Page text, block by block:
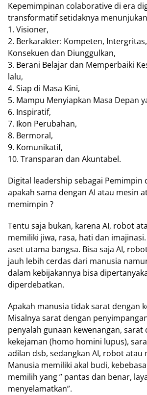
Kepemimpinan colaborative di era
transformatif setidaknya
1. Visioner,
2. Berkarakter: Kompeten,
Konsekuen dan Diunggulkan,
3. Berani Belajar dan Memperbaiki
lalu,
4. Siap di Masa Kini,
5. Mampu Menyiapkan Masa Depan
6. Inspiratif,
7. Ikon Perubahan,
8. Bermoral,
9. Komunikatif,
10. Transparan dan Akuntabel.
Digital leadership sebagai Pemimpin
apakah sama dengan AI atau mesin
memimpin ?
Tentu saja bukan, karena AI, robot
memiliki jiwa, rasa, hati dan
aset utama bangsa. Bisa saja AI,
jauh lebih cerdas dari manusia
dalam kebijakannya bisa
diperdebatkan.
Apakah manusia tidak sarat dengan
Misalnya sarat dengan
penyalah gunaan kewenangan, sarat
kekejaman (homo homini lupus),
adilan dsb, sedangkan AI, robot atau
Manusia memiliki akal budi,
memilih yang ” pantas dan benar,
menyelamatkan”.